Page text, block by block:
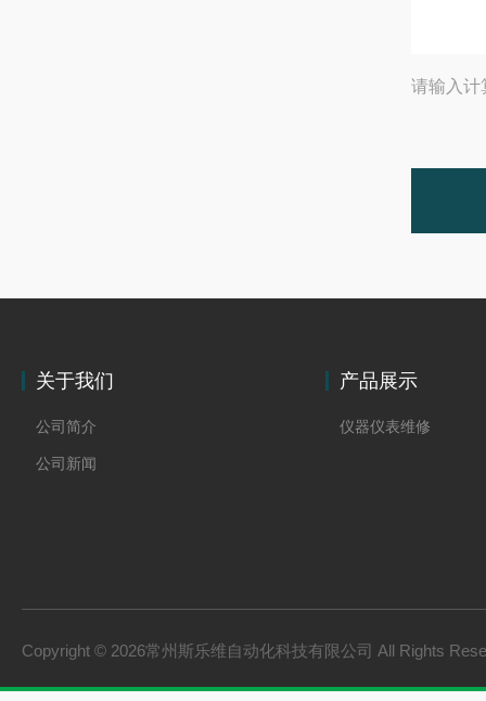
请输入计
关于我们
公司简介
公司新闻
产品展示
仪器仪表维修
Copyright © 2026常州斯乐维自动化科技有限公司 All Rights